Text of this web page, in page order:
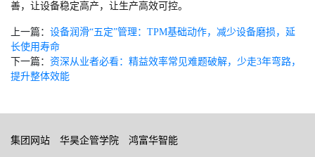
善，让设备稳定高产，让生产高效可控。
上一篇： 设备润滑“五定”管理：TPM基础动作，减少设备磨损，延
长使用寿命
下一篇： 资深从业者必看：精益效率常见难题破解，少走3年弯路，
提升整体效能
集团网站 华昊企管学院 鸿富华智能